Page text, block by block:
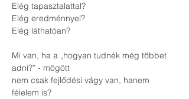
Elég tapasztalattal?
Elég eredménnyel?
Elég láthatóan?
Mi van, ha a „hogyan tudnék még többet
adni?” - mögött
nem csak fejlődési vágy van, hanem
félelem is?